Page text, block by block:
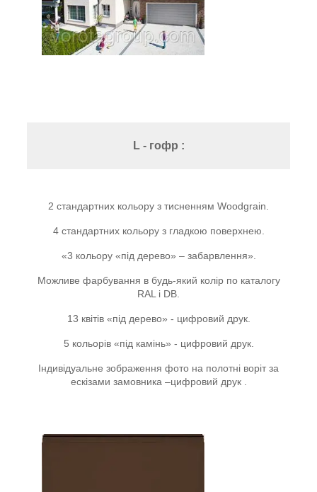
L - гофр :
2 стандартних кольору з тисненням Woodgrain.
4 стандартних кольору з гладкою поверхнею.
«3 кольору «під дерево» – забарвлення».
Можливе фарбування в будь-який колір по каталогу
RAL і DB.
13 квітів «під дерево» - цифровий друк.
5 кольорів «під камінь» - цифровий друк.
Індивідуальне зображення фото на полотні воріт за
ескізами замовника –цифровий друк .